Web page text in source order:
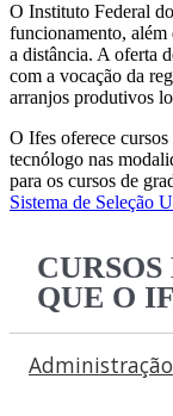
O Instituto Federal
funcionamento, além
a distância. A oferta
com a vocação da
arranjos produtivos
O Ifes oferece
tecnólogo nas
para os cursos de
Sistema de Seleção
QUE O
Administração